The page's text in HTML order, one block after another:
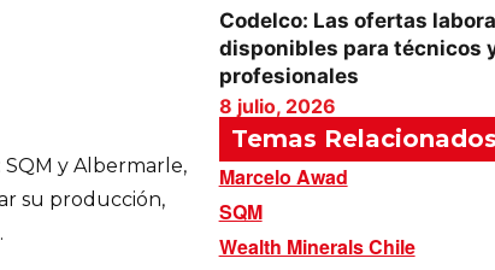
y Albermarle,
su producción,
Codelco: Las ofertas
disponibles para técnicos
profesionales
8 julio, 2026
Temas Relacionados
Marcelo Awad
SQM
Wealth Minerals Chile